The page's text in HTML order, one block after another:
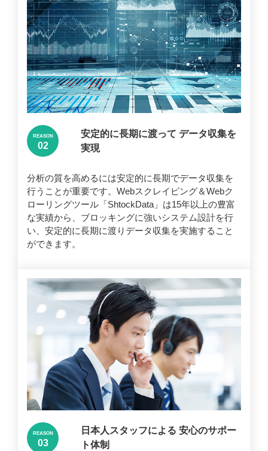
REASON 安定的に長期に渡って データ収集を
実現
分析の質を高めるには安定的に長期でデータ収集を
行うことが重要です。Webスクレイピング＆Webク
ローリングツール「ShtockData」は15年以上の豊富
な実績から、ブロッキングに強いシステム設計を行
い、安定的に長期に渡りデータ収集を実施すること
ができます。
REASON 日本人スタッフによる 安心のサポー
ト体制